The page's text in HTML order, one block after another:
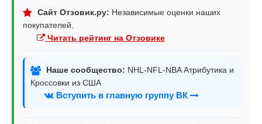
Сайт Отзовик.ру: Независимые оценки наших
покупателей.
Читать рейтинг на Отзовике
Наше сообщество: NHL-NFL-NBA Атрибутика и
Кроссовки из США
Вступить в главную группу ВК